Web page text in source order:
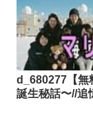
d_680277【無
誕生秘話〜//追